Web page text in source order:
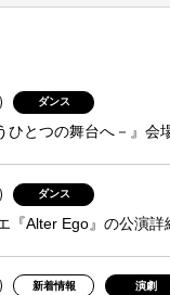
ダンス
とつの舞台へ－』会
ダンス
『Alter Ego』の公演詳
新着情報 演劇